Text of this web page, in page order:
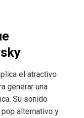
el atractivo
generar una
Su sonido
alternativo y